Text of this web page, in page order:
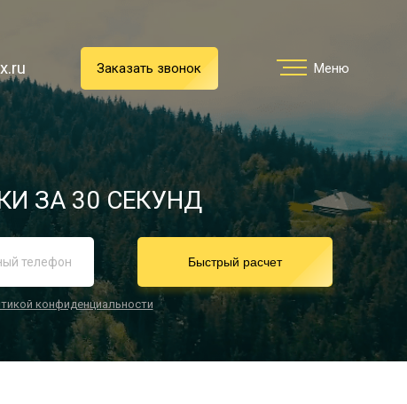
Заказать звонок Меню
Услуги
О компании
Заказать звонок Меню
ЗА 30 СЕКУНД
Быстрый расчет
конфиденциальности